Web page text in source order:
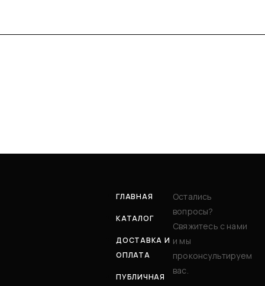
ГЛАВНАЯ
КАТАЛОГ
ДОСТАВКА И
ОПЛАТА
ПУБЛИЧНАЯ
Остались
вопросы?
Свяжитесь с нами
и мы
проконсультируем
вас.